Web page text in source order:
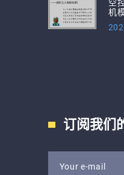
空
机
订阅我们
Your e-mail